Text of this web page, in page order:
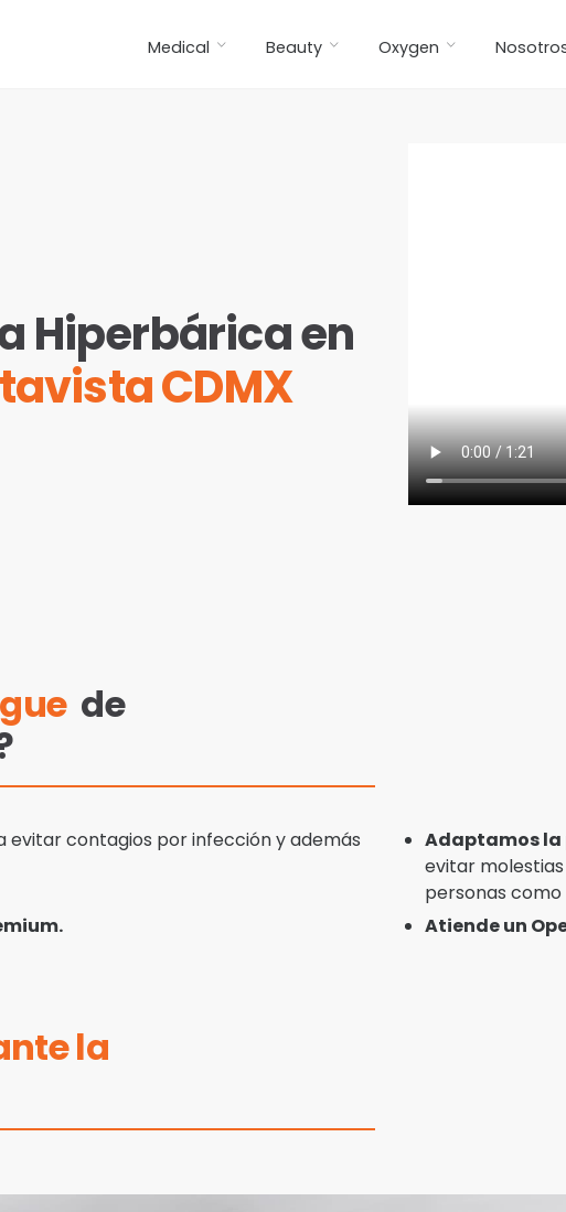
Medical Beauty Oxygen
Hiperbárica en
CDMX
de
evitar contagios por infección y además
Adaptamos la
evitar
personas
Atiende un
la